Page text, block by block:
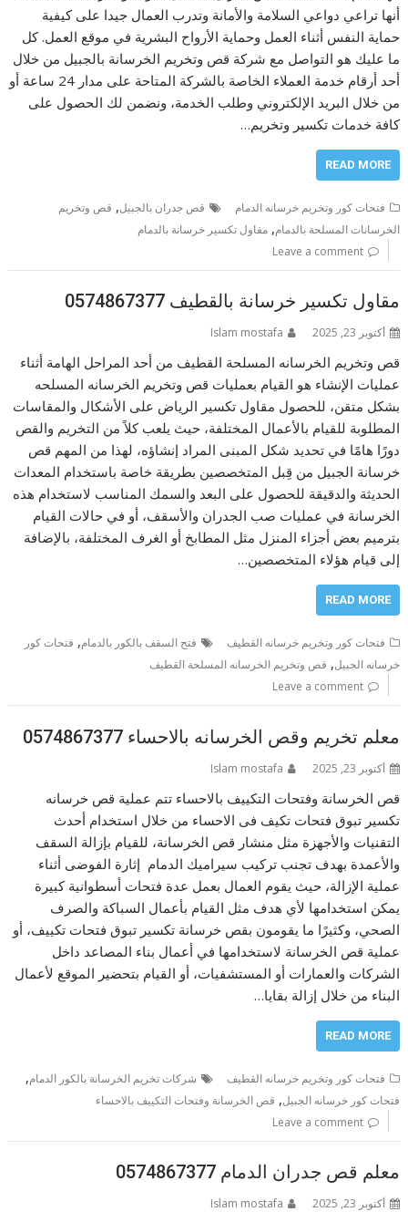
أنها تراعي دواعي السلامة والأمانة وتدرب العمال جيدا على كيفية
حماية النفس أثناء العمل وحماية الأرواح البشرية في موقع العمل. كل
ما عليك هو التواصل مع شركة قص وتخريم الخرسانة بالجبيل من خلال
أحد أرقام خدمة العملاء الخاصة بالشركة المتاحة على مدار 24 ساعة أو
من خلال البريد الإلكتروني وطلب الخدمة، ونضمن لك الحصول على
كافة خدمات تكسير وتخريم…
READ MORE
فتحات كور وتخريم خرسانه الدمام قص جدران بالجبيل, قص وتخريم
الخرسانات المسلحة بالدمام,مقاول تكسير خرسانة بالدمام
Leave a comment
مقاول تكسير خرسانة بالقطيف 0574867377
أكتوبر 23, 2025 Islam mostafa
قص وتخريم الخرسانه المسلحة القطيف من أحد المراحل الهامة أثناء
عمليات الإنشاء هو القيام بعمليات قص وتخريم الخرسانه المسلحه
بشكل متقن، للحصول مقاول تكسير الرياض على الأشكال والمقاسات
المطلوبة للقيام بالأعمال المختلفة، حيث يلعب كلاً من التخريم والقص
دورًا هامًا في تحديد شكل المبنى المراد إنشاؤه، لهذا من المهم قص
خرسانة الجبيل من قِبل المتخصصين بطريقة خاصة باستخدام المعدات
الحديثة والدقيقة للحصول على البعد والسمك المناسب لاستخدام هذه
الخرسانة في عمليات صب الجدران والأسقف، أو في حالات القيام
بترميم بعض أجزاء المنزل مثل المطابخ أو الغرف المختلفة، بالإضافة
إلى قيام هؤلاء المتخصصين…
READ MORE
فتحات كور وتخريم خرسانه القطيف فتح السقف بالكور بالدمام, فتحات كور
خرسانه الجبيل, قص وتخريم الخرسانه المسلحة القطيف
Leave a comment
معلم تخريم وقص الخرسانه بالاحساء 0574867377
أكتوبر 23, 2025 Islam mostafa
قص الخرسانة وفتحات التكييف بالاحساء تتم عملية قص خرسانه
تكسير تبوق فتحات تكيف فى الاحساء من خلال استخدام أحدث
التقنيات والأجهزة مثل منشار قص الخرسانة، للقيام بإزالة السقف
والأعمدة بهدف تجنب تركيب سيراميك الدمام إثارة الفوضى أثناء
عملية الإزالة، حيث يقوم العمال بعمل عدة فتحات أسطوانية كبيرة
يمكن استخدامها لأي هدف مثل القيام بأعمال السباكة والصرف
الصحي، وكثيرًا ما يقومون بقص خرسانة تكسير تبوق فتحات تكييف، أو
عملية قص الخرسانة لاستخدامها في أعمال بناء المصاعد داخل
الشركات والعمارات أو المستشفيات، أو القيام بتحضير الموقع لأعمال
البناء من خلال إزالة بقايا…
READ MORE
فتحات كور وتخريم خرسانه القطيف شركات تخريم الخرسانة بالكور الدمام,
فتحات كور خرسانه الجبيل, قص الخرسانة وفتحات التكييف بالاحساء
Leave a comment
معلم قص جدران الدمام 0574867377
أكتوبر 23, 2025 Islam mostafa